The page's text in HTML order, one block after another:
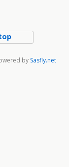
by Sasfly.net